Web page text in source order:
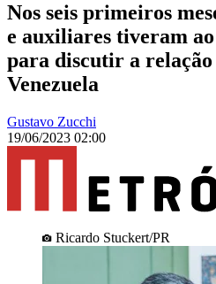
Nos seis primeiros
e auxiliares tiveram
para discutir a
Venezuela
Gustavo Zucchi
19/06/2023 02:00
Ricardo Stuckert/PR